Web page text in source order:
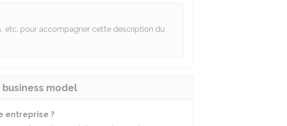
etc. pour accompagner cette description du
model
entreprise ?